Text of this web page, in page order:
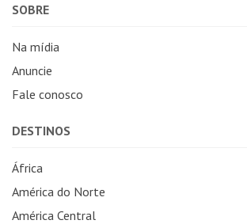
SOBRE
Na mídia
Anuncie
Fale conosco
DESTINOS
África
América do Norte
América Central